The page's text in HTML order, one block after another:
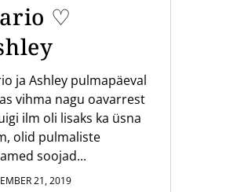
♡
ja Ashley pulmapäeval
vihma nagu oavarrest
ilm oli lisaks ka üsna
olid pulmaliste
soojad...
21, 2019